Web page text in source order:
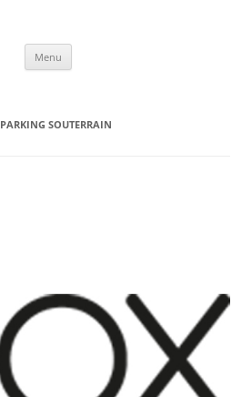
Menu
PARKING SOUTERRAIN